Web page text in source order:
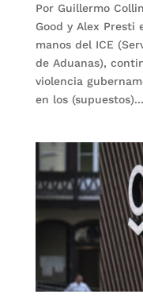
Por Guillermo
Good y Alex Presti
manos del ICE
de Aduanas),
violencia
en los (supuestos)...